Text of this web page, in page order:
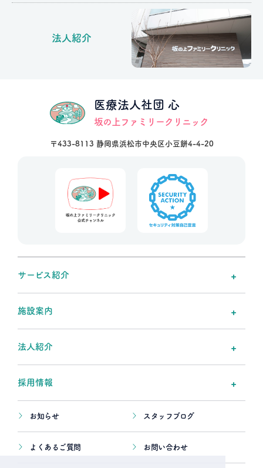
法人紹介
医療法人社団 心
坂の上ファミリークリニック
〒433-8113 静岡県浜松市中央区小豆餅4-4-20
サービス紹介
施設案内
法人紹介
採用情報
お知らせ スタッフブログ
よくあるご質問 お問い合わせ